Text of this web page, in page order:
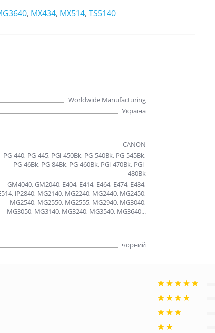
, MX434, MX514, TS5140
Worldwide Manufacturing
Україна
CANON
PG-440, PG-445, PGi-450Bk, PG-540Bk, PG-545Bk,
PG-46Bk, PG-84Bk, PG-460Bk, PGi-470Bk, PGi-
480Bk
GM4040, GM2040, E404, E414, E464, E474, E484,
iP2840, MG2140, MG2240, MG2440, MG2450,
MG2540, MG2550, MG2555, MG2940, MG3040,
MG3050, MG3140, MG3240, MG3540, MG3640...
чорний